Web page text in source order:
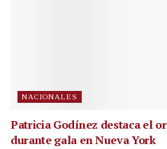
NACIONALES
Patricia Godínez destaca el
durante gala en Nueva York